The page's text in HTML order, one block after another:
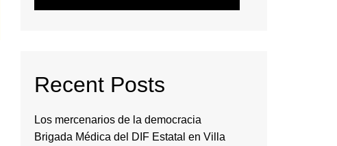
Recent Posts
Los mercenarios de la democracia
Brigada Médica del DIF Estatal en Villa